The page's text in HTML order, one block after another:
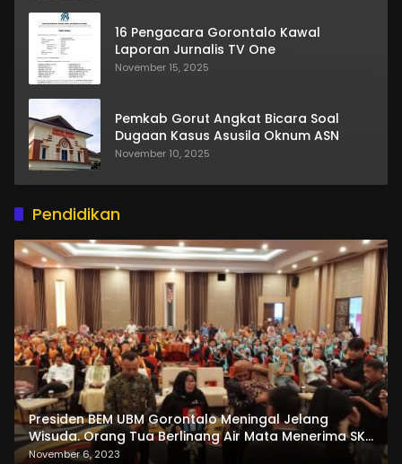
16 Pengacara Gorontalo Kawal
Laporan Jurnalis TV One
November 15, 2025
Pemkab Gorut Angkat Bicara Soal
Dugaan Kasus Asusila Oknum ASN
November 10, 2025
Pendidikan
Presiden BEM UBM Gorontalo Meningal Jelang
Wisuda. Orang Tua Berlinang Air Mata Menerima SKL
dan Pemasangan Salempang
November 6, 2023